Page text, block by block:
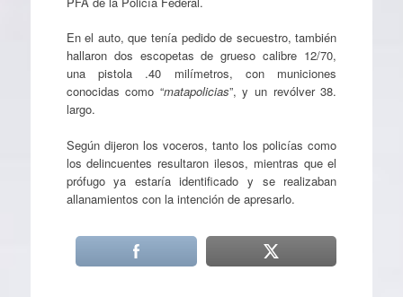
En el auto, que tenía pedido de secuestro, también
hallaron dos escopetas de grueso calibre 12/70,
una pistola .40 milímetros, con municiones
conocidas como “matapolicias”, y un revólver 38.
largo.
Según dijeron los voceros, tanto los policías como
los delincuentes resultaron ilesos, mientras que el
prófugo ya estaría identificado y se realizaban
allanamientos con la intención de apresarlo.